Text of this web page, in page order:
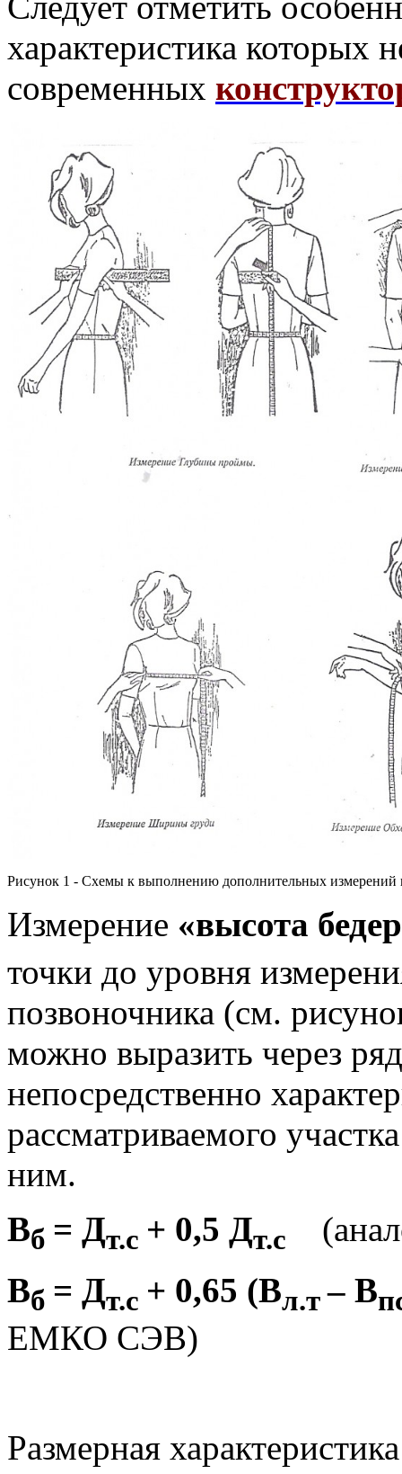
характеристика которых
современных
Рисунок 1 - Схемы к выполнению дополнительных измерений
Измерение «высота
точки до уровня
позвоночника (см.
можно выразить через
непосредственно
рассматриваемого
ним.
Вб = Дт.с + 0,5 Дт.с
Вб = Дт.с + 0,65 (Вл.т– В
ЕМКО СЭВ)
Размерная